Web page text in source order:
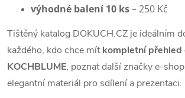
výhodné balení 10 ks– 250 Kč
Tištěný katalog DOKUCH.CZ je ideálním
každého, kdo chce mítkompletní
KOCHBLUME, poznat další značky e-
elegantní materiál pro sdílení a prezentaci.